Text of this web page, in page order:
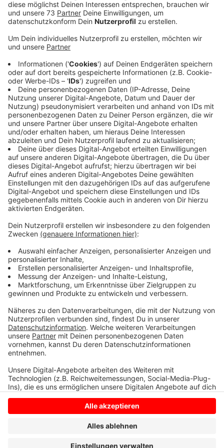
Appell der Stadtverwaltung: Rücksicht
nehmen und Regeln beachten
Anzeige
Mit dem Beginn der wärmeren Jahreszeit häufen sich
in Stadtlohn die Beschwerden über junge Autofahrer,
die mit erhöhter Geschwindigkeit durch die Innenstadt
und den Ortskern fahren. Eine Sprecherin der Stadt
betont, dass dieses Verhalten jedes Jahr ein Problem
darstellt, insbesondere in der Dufkampstraße. Um die
Anwohner vor Lärm zu schützen und eine angenehme
Atmosphäre für die Außengastronomie zu
gewährleisten, gilt dort abends ab 18:30 Uhr ein
Durchfahrverbot.
Die Stadtverwaltung von Stadtlohn appelliert
eindringlich an alle Autofahrer, sich an das
Durchfahrverbot zu halten. Bei Missachtung des
Verbots müssen Verkehrsteilnehmer mit einem
Verwarngeld rechnen.
Anzeige
Anzeige